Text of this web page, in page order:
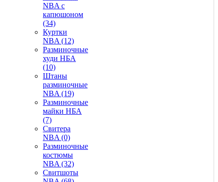
NBA с
капюшоном
(34)
Куртки
NBA (12)
Разминочные
худи НБА
(10)
Штаны
разминочные
NBA (19)
Разминочные
майки НБА
(7)
Свитера
NBA (0)
Разминочные
костюмы
NBA (32)
Свитшоты